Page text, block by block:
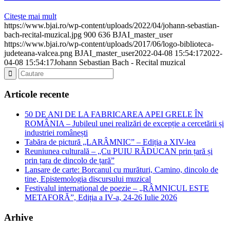
Citește mai mult
https://www.bjai.ro/wp-content/uploads/2022/04/johann-sebastian-
bach-recital-muzical.jpg 900 636 BJAI_master_user
https://www.bjai.ro/wp-content/uploads/2017/06/logo-biblioteca-
judeteana-valcea.png BJAI_master_user2022-04-08 15:54:172022-
04-08 15:54:17Johann Sebastian Bach - Recital muzical
Articole recente
50 DE ANI DE LA FABRICAREA APEI GRELE ÎN
ROMÂNIA – Jubileul unei realizări de excepție a cercetării și
industriei românești
Tabăra de pictură „LARÂMNIC” – Ediția a XIV-lea
Reuniunea culturală – „Cu PUIU RĂDUCAN prin țară și
prin țara de dincolo de țară”
Lansare de carte: Borcanul cu murături, Camino, dincolo de
tine, Epistemologia discursului muzical
Festivalul international de poezie – „RÂMNICUL ESTE
METAFORĂ”, Ediția a IV-a, 24-26 Iulie 2026
Arhive